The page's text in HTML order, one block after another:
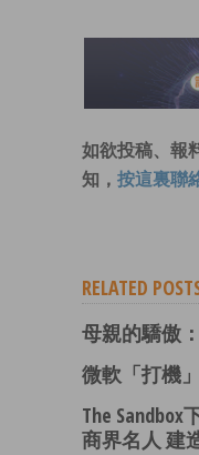
如欲投稿、報
知， 按這裏聯
RELATED
母親的驕傲
微軟「打機
The
商界名人 建